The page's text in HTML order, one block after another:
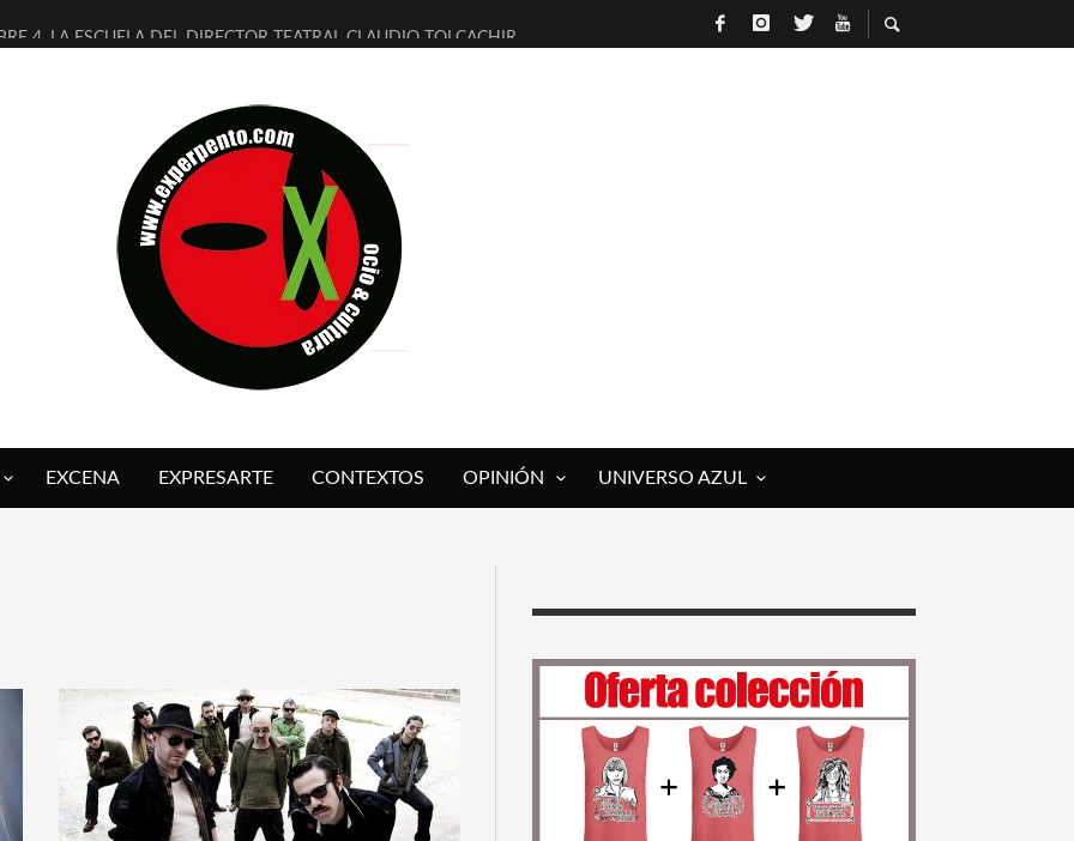
4, LA ESCUELA DEL DIRECTOR TEATRAL CLAUDIO TOLCACHIR
JUDÍAS EN #EXVITA
REINVENTAN [BITÁCORA 3.0] EN EXVITA
FLASH PRESENTA EN EXVITA [RELATIVA SENCILLEZ]
BARDAGÍ EN EXVITA INTERPRETANDO A SERRAT
PRESENTA [CURSO DE ARMONÍA PERSECUTORIA] EN EXVITA
SARE NOS EXPLICA [DESCASADA]
EXCENA EXPRESARTE CONTEXTOS OPINIÓN UNIVERSO AZUL